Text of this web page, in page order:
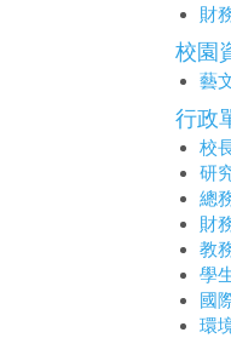
財
校園
藝
行政
校
研
總
財
教
學
國
環